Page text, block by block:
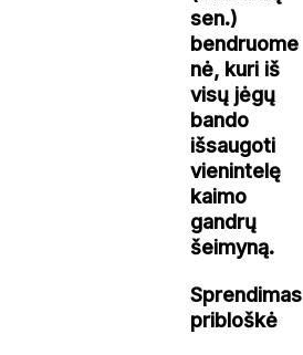
sen.)
bendruome
nė, kuri iš
visų jėgų
bando
išsaugoti
vienintelę
kaimo
gandrų
šeimyną.
Sprendimas
pribloškė